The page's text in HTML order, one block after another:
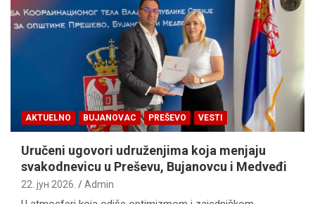
AKTUELNO BUJANOVAC PREŠEVO VESTI
Uručeni ugovori udruženjima koja menjaju
svakodnevicu u Preševu, Bujanovcu i Medveđi
22. јун 2026. Admin